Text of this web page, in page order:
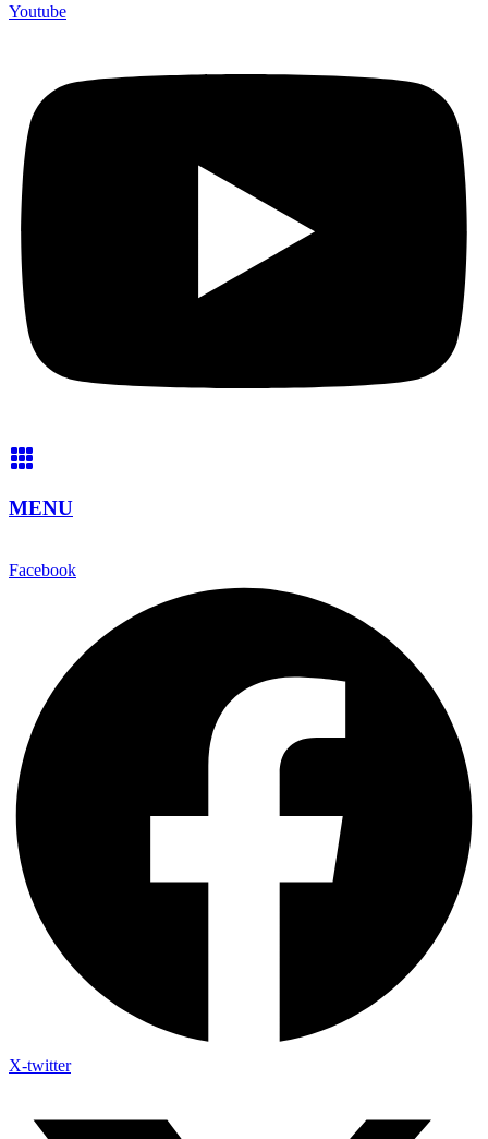
Youtube
MENU
Facebook
X-twitter